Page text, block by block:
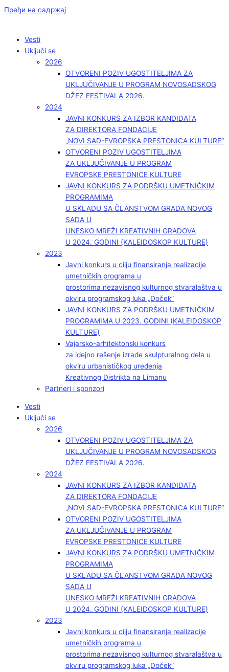
Пређи на садржај
Vesti
Uključi se
2026
OTVORENI POZIV UGOSTITELJIMA ZA
UKLJUČIVANJE U PROGRAM NOVOSADSKOG
DŽEZ FESTIVALA 2026.
2024
JAVNI KONKURS ZA IZBOR KANDIDATA
ZA DIREKTORA FONDACIJE
„NOVI SAD-EVROPSKA PRESTONICA KULTURE“
OTVORENI POZIV UGOSTITELJIMA
ZA UKLJUČIVANJE U PROGRAM
EVROPSKE PRESTONICE KULTURE
JAVNI KONKURS ZA PODRŠKU UMETNIČKIM
PROGRAMIMA
U SKLADU SA ČLANSTVOM GRADA NOVOG
SADA U
UNESKO MREŽI KREATIVNIH GRADOVA
U 2024. GODINI (KALEIDOSKOP KULTURE)
2023
Javni konkurs u cilju finansiranja realizacije
umetničkih programa u
prostorima nezavisnog kulturnog stvaralaštva u
okviru programskog luka „Doček”
JAVNI KONKURS ZA PODRŠKU UMETNIČKIM
PROGRAMIMA U 2023. GODINI (KALEIDOSKOP
KULTURE)
Vajarsko-arhitektonski konkurs
za idejno rešenje izrade skulpturalnog dela u
okviru urbanističkog uređenja
Kreativnog Distrikta na Limanu
Partneri i sponzori
Vesti
Uključi se
2026
OTVORENI POZIV UGOSTITELJIMA ZA
UKLJUČIVANJE U PROGRAM NOVOSADSKOG
DŽEZ FESTIVALA 2026.
2024
JAVNI KONKURS ZA IZBOR KANDIDATA
ZA DIREKTORA FONDACIJE
„NOVI SAD-EVROPSKA PRESTONICA KULTURE“
OTVORENI POZIV UGOSTITELJIMA
ZA UKLJUČIVANJE U PROGRAM
EVROPSKE PRESTONICE KULTURE
JAVNI KONKURS ZA PODRŠKU UMETNIČKIM
PROGRAMIMA
U SKLADU SA ČLANSTVOM GRADA NOVOG
SADA U
UNESKO MREŽI KREATIVNIH GRADOVA
U 2024. GODINI (KALEIDOSKOP KULTURE)
2023
Javni konkurs u cilju finansiranja realizacije
umetničkih programa u
prostorima nezavisnog kulturnog stvaralaštva u
okviru programskog luka „Doček”